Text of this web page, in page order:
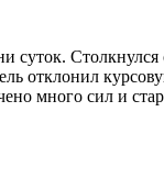
суток.
отклонил
много сил и
Алёна